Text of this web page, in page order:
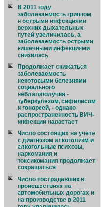
В 2011 году
заболеваемость гриппом
и острыми инфекциями
верхних дыхательных
путей увеличилась, а
заболеваемость острыми
кишечными инфекциями
снизилась
Продолжает снижаться
заболеваемость
некоторыми болезнями
социального
неблагополучия -
туберкулезом, сифилисом
и гонореей, - однако
распространенность ВИЧ-
инфекции нарастает
Число состоящих на учете
с диагнозом алкоголизм и
алкогольные психозы,
наркомания и
токсикомания продолжает
сокращаться
Число пострадавших в
происшествиях на
автомобильных дорогах и
на производстве в 2011